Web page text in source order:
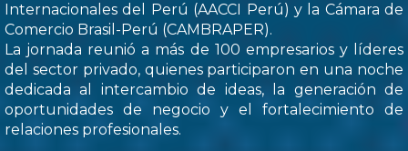
Internacionales del Perú (AACCI Perú) y la Cámara de
Comercio Brasil-Perú (CAMBRAPER).
La jornada reunió a más de 100 empresarios y líderes
del sector privado, quienes participaron en una noche
dedicada al intercambio de ideas, la generación de
oportunidades de negocio y el fortalecimiento de
relaciones profesionales.